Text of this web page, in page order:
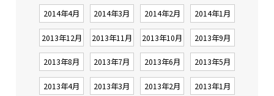
2014年4月 2014年3月 2014年2月 2014年1月
2013年12月 2013年11月 2013年10月 2013年9月
2013年8月 2013年7月 2013年6月 2013年5月
2013年4月 2013年3月 2013年2月 2013年1月